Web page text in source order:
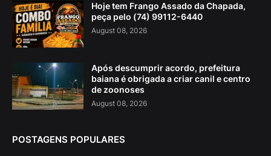
Hoje tem Frango Assado da Chapada,
peça pelo (74) 99112-6440
August 08, 2026
Após descumprir acordo, prefeitura
baiana é obrigada a criar canil e centro
de zoonoses
August 08, 2026
POSTAGENS POPULARES